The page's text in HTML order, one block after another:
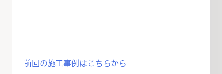
前回の施工事例はこちらから